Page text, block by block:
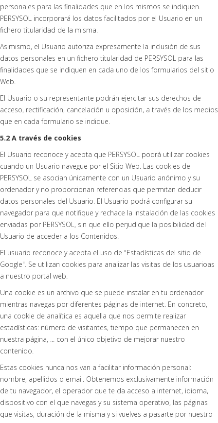
personales para las finalidades que en los mismos se indiquen.
PERSYSOL incorporará los datos facilitados por el Usuario en un
fichero titularidad de la misma.
Asimismo, el Usuario autoriza expresamente la inclusión de sus
datos personales en un fichero titularidad de PERSYSOL para las
finalidades que se indiquen en cada uno de los formularios del sitio
Web.
El Usuario o su representante podrán ejercitar sus derechos de
acceso, rectificación, cancelación u oposición, a través de los medios
que en cada formulario se indique.
5.2 A través de cookies
El Usuario reconoce y acepta que PERSYSOL podrá utilizar cookies
cuando un Usuario navegue por el Sitio Web. Las cookies de
PERSYSOL se asocian únicamente con un Usuario anónimo y su
ordenador y no proporcionan referencias que permitan deducir
datos personales del Usuario. El Usuario podrá configurar su
navegador para que notifique y rechace la instalación de las cookies
enviadas por PERSYSOL, sin que ello perjudique la posibilidad del
Usuario de acceder a los Contenidos.
El usuario reconoce y acepta el uso de "Estadísticas del sitio de
Google". Se utilizan cookies para analizar las visitas de los usuarioas
a nuestro portal web.
Una cookie es un archivo que se puede instalar en tu ordenador
mientras navegas por diferentes páginas de internet. En concreto,
una cookie de analítica es aquella que nos permite realizar
estadísticas: número de visitantes, tiempo que permanecen en
nuestra página, ... con el único objetivo de mejorar nuestro
contenido.
Estas cookies nunca nos van a facilitar información personal:
nombre, apellidos o email. Obtenemos exclusivamente información
de tu navegador, el operador que te da acceso a internet, idioma,
dispositivo con el que navegas y su sistema operativo, las páginas
que visitas, duración de la misma y si vuelves a pasarte por nuestro